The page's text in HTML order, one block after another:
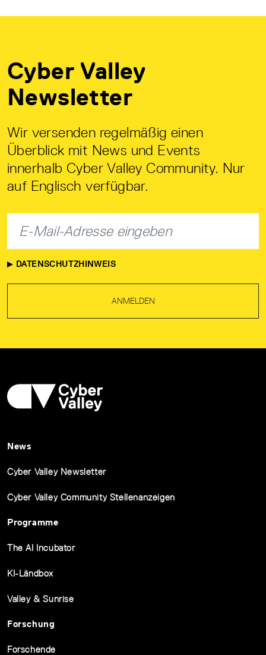
Cyber Valley
Newsletter
Wir versenden regelmäßig einen
Überblick mit News und Events
innerhalb Cyber Valley Community. Nur
auf Englisch verfügbar.
DATENSCHUTZHINWEIS
ANMELDEN
News
Cyber Valley Newsletter
Cyber Valley Community Stellenanzeigen
Programme
The AI Incubator
KI-Ländbox
Valley & Sunrise
Forschung
Forschende